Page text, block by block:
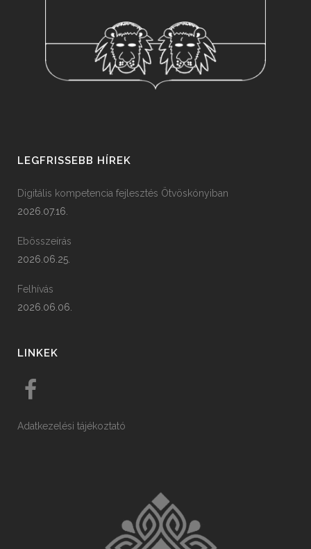
LEGFRISSEBB HÍREK
Digitális kompetencia fejlesztés Ötvöskónyiban
2026.07.16.
Ebösszeírás
2026.06.25.
Felhívás
2026.06.06.
LINKEK
Adatkezelési tájékoztató